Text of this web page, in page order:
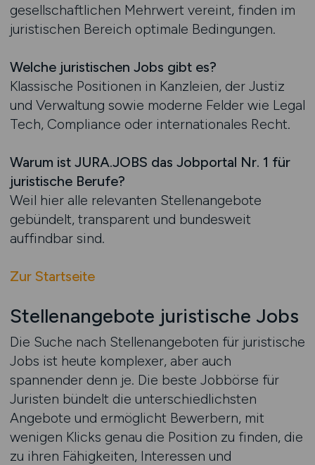
gesellschaftlichen Mehrwert vereint, finden im
juristischen Bereich optimale Bedingungen.
Welche juristischen Jobs gibt es?
Klassische Positionen in Kanzleien, der Justiz
und Verwaltung sowie moderne Felder wie Legal
Tech, Compliance oder internationales Recht.
Warum ist JURA.JOBS das Jobportal Nr. 1 für
juristische Berufe?
Weil hier alle relevanten Stellenangebote
gebündelt, transparent und bundesweit
auffindbar sind.
Zur Startseite
Stellenangebote juristische Jobs
Die Suche nach Stellenangeboten für juristische
Jobs ist heute komplexer, aber auch
spannender denn je. Die beste Jobbörse für
Juristen bündelt die unterschiedlichsten
Angebote und ermöglicht Bewerbern, mit
wenigen Klicks genau die Position zu finden, die
zu ihren Fähigkeiten, Interessen und